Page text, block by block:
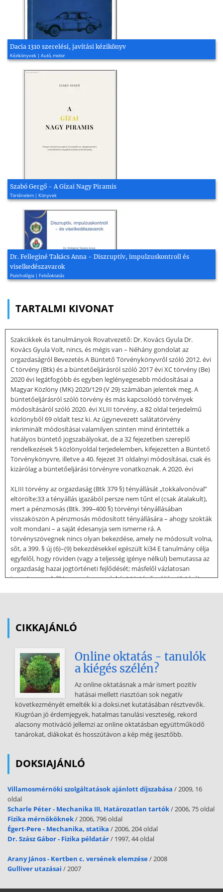
Dacia 1310 szerelési, javítási kézikönyv
Kézikönyvek | Autó, motor
Szabó Gergő - A Gízai Nagy Piramis
Történelem | Könyvek
Dr. Felleginé Takács Anna - Diszruptív, impulzuskontroll és
viselkedészavarok
Pszichológia | Felsőoktatás
TARTALMI KIVONAT
Szakcikkek és tanulmányok Rovatvezető: Dr. Kovács Gyula Dr.
Kovács Gyula Volt, nincs, és mégis van – Néhány gondolat az
orgazdaságról Bevezetés A Büntető Törvénykönyvről szóló 2012. évi
C törvény (Btk) és a büntetőeljárásról szóló 2017 évi XC törvény (Be)
2020 évi legátfogóbb és egyben leglényegesebb módosításai a
Magyar Közlöny (MK) 2020/129 (V 29) számában jelentek meg. A
büntetőeljárásról szóló törvény és más kapcsolódó törvények
módosításáról szóló 2020. évi XLIII törvény, a 82 oldal terjedelmű
közlönyből 69 oldalt tesz ki. Az úgynevezett salátatörvény
inkriminált módosításai valamilyen szinten mind érintették a
hatályos büntető jogszabályokat, de a 32 fejezetben szereplő
rendelkezések 5 közlönyoldal terjedelemben, kifejezetten a Büntető
Törvénykönyvre, illetve a 40. fejezet 31 oldalnyi módosításai, csak és
kizárólag a büntetőeljárási törvényre vonatkoznak. A 2020. évi
XLIII törvény az orgazdaság (Btk 379 §) tényállását „tokkalvonóval”
eltörölte:33 a tényállás igazából persze nem tűnt el (csak átalakult),
mert a pénzmosás (Btk. 399–400 §) törvényi tényállásában
visszaköszön A pénzmosás módosított tényállására – ahogy szokták
volt mondani – a saját édesanyja sem ismerne rá. A
törvényszövegnek nincs olyan bekezdése, amely ne módosult volna,
sőt, a 399. § új (6)–(9) bekezdésekkel egészült ki34 E tanulmány célja
egyfelől, hogy röviden (vagy a teljesség igénye nélkül) bemutassa az
orgazdaság hazai jogtörténeti fejlődését; másfelől vázlatosan
ismertesse e deliktum – pénzmosásként történő – újjászületését.
behatóbban foglalkozunk Szerénytelenség nélkül állíthatjuk: az
ehhez szükséges szellemi kapacitással rendelkezünk; ne tévesszen
meg senkit, hogy kevésbé (bizonyos körökben alig) vagyunk
ismertek – nem lehet mindenki csapból (vagy bármilyen
vízáramoltató eszközből) folyó médiasztár. 33 A korábbi alcímmel
együtt hatályon kívül helyezte: 2020. évi XLIII törvény 59 § c)–d)
pontja Hatálytalan: 2021. január 1-jétől 34 Megállapította: 2020. évi
XLIII törvény 53 § Hatályos: 2021 január 1-jétől 15 OBSITOS
DETEKTÍVEK LAPJA Kulturális és szakmai folyóirat, 2020/1–4. online
kérdésekre: – a hagyományos pénzmosás és az orgazdaság jogi
tárgyai között milyen párhuzam vonható? – a hagyományos
orgazdaság elkövetési tárgyai megalapozzák-e a két bűncselekmény
– egy fejezeten belüli – azonos tényállásban történő egyesítését? –
másképpen fogalmazva: az orgazdaság jellegű pénzmosás
illeszkedik-e a hagyományos pénzmosás tényállásába? – „félrement-
e” a politikai akarat, hibáztak-e a kodifikátorok és a törvényalkotó? A
szabályozására tekintünk vissza, majd a jelenlegi helyzetet vizsgáljuk
meg (itt minden esetben a jogszabályok legutolsó hatályos állapotát
megválaszolni. A tanulmány összegzéssel, illetve forrás- és
CIKKAJÁNLÓ
Online oktatás - tanulók
a kiégés szélén?
Az online oktatásnak a már ismert pozitív
hatásai mellett riasztóan sok negatív
következményét emelték ki a doksi.net kutatásában résztvevők.
Kiugróan jó érdemjegyek, hatalmas tanulási veszteség, rekord
alacsony motiváció jellemzi az online oktatásban együttműködő
tanárokat, diákokat és hosszútávon a kép még ijesztőbb.
DOKSIAJÁNLÓ
Villamosmérnöki szolgáltatások ajánlott díjszabása / 2009, 16
oldal
Scharle Péter - Mechanika III, Határozatlan tartók/ 2006, 75 oldal
Fizika mérnököknek/ 2006, 796 oldal
Égert-Pere - Mechanika, statika / 2006, 204 oldal
Dr. Szász Gábor - Fizika példatár/ 1997, 44 oldal
Arany János - Kertben c. versének elemzése/ 2008
Gulliver utazásai / 2007